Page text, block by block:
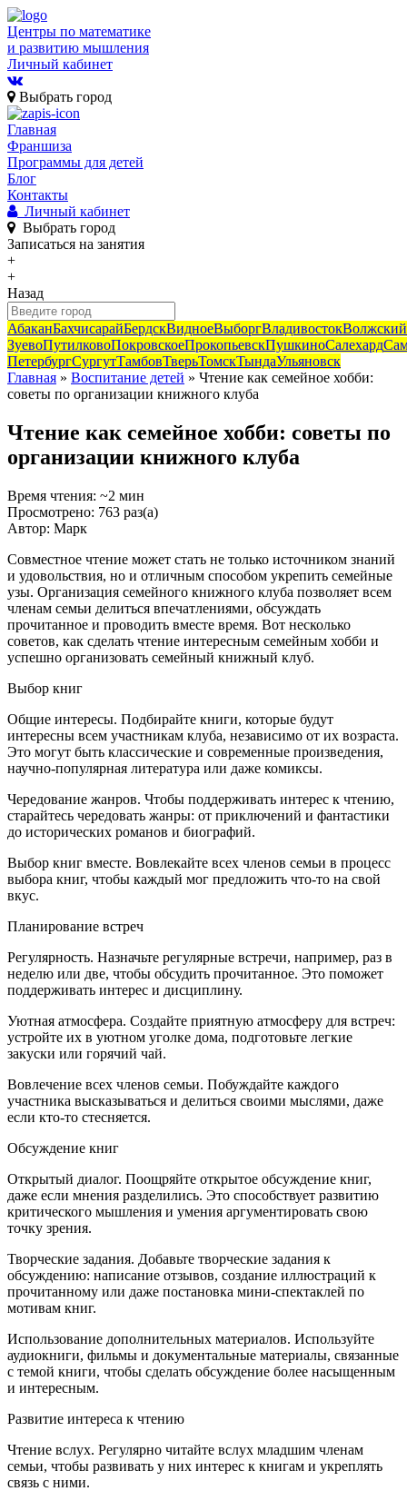
Центры по математике
и развитию мышления
Личный кабинет
Выбрать город
Главная
Франшиза
Программы для детей
Блог
Контакты
Личный кабинет
Выбрать город
Записаться на занятия
+
+
Назад
АбаканБахчисарайБердскВидноеВыборгВладивостокВолжский
ЗуевоПутилковоПокровскоеПрокопьевскПушкиноСалехард
ПетербургСургутТамбовТверьТомскТындаУльяновск
Главная » Воспитание детей » Чтение как семейное хобби:
советы по организации книжного клуба
Чтение как семейное хобби: советы по
организации книжного клуба
Время чтения: ~2 мин
Просмотрено: 763 раз(а)
Автор: Марк
Совместное чтение может стать не только источником знаний
и удовольствия, но и отличным способом укрепить семейные
узы. Организация семейного книжного клуба позволяет всем
членам семьи делиться впечатлениями, обсуждать
прочитанное и проводить вместе время. Вот несколько
советов, как сделать чтение интересным семейным хобби и
успешно организовать семейный книжный клуб.
Выбор книг
Общие интересы. Подбирайте книги, которые будут
интересны всем участникам клуба, независимо от их возраста.
Это могут быть классические и современные произведения,
научно-популярная литература или даже комиксы.
Чередование жанров. Чтобы поддерживать интерес к чтению,
старайтесь чередовать жанры: от приключений и фантастики
до исторических романов и биографий.
Выбор книг вместе. Вовлекайте всех членов семьи в процесс
выбора книг, чтобы каждый мог предложить что-то на свой
вкус.
Планирование встреч
Регулярность. Назначьте регулярные встречи, например, раз в
неделю или две, чтобы обсудить прочитанное. Это поможет
поддерживать интерес и дисциплину.
Уютная атмосфера. Создайте приятную атмосферу для встреч:
устройте их в уютном уголке дома, подготовьте легкие
закуски или горячий чай.
Вовлечение всех членов семьи. Побуждайте каждого
участника высказываться и делиться своими мыслями, даже
если кто-то стесняется.
Обсуждение книг
Открытый диалог. Поощряйте открытое обсуждение книг,
даже если мнения разделились. Это способствует развитию
критического мышления и умения аргументировать свою
точку зрения.
Творческие задания. Добавьте творческие задания к
обсуждению: написание отзывов, создание иллюстраций к
прочитанному или даже постановка мини-спектаклей по
мотивам книг.
Использование дополнительных материалов. Используйте
аудиокниги, фильмы и документальные материалы, связанные
с темой книги, чтобы сделать обсуждение более насыщенным
и интересным.
Развитие интереса к чтению
Чтение вслух. Регулярно читайте вслух младшим членам
семьи, чтобы развивать у них интерес к книгам и укреплять
связь с ними.